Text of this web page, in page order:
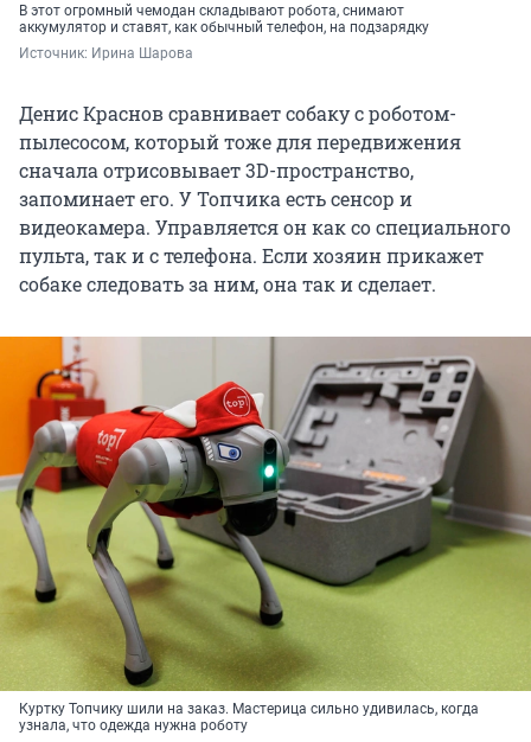
В этот огромный чемодан складывают робота, снимают
аккумулятор и ставят, как обычный телефон, на подзарядку
Источник: Ирина Шарова
Денис Краснов сравнивает собаку с роботом-
пылесосом, который тоже для передвижения
сначала отрисовывает 3D-пространство,
запоминает его. У Топчика есть сенсор и
видеокамера. Управляется он как со специального
пульта, так и с телефона. Если хозяин прикажет
собаке следовать за ним, она так и сделает.
Куртку Топчику шили на заказ. Мастерица сильно удивилась, когда
узнала, что одежда нужна роботу